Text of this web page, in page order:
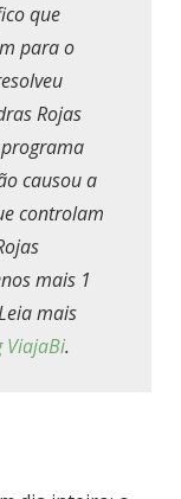
que
para o
Rojas
causou a
controlam
mais 1
mais
ViajaBi.